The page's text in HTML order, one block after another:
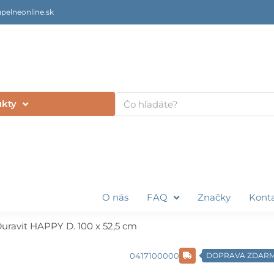
Vyhľadať
O nás FAQ Značky
HAPPY D. 100 x 52,5 cm
0417100000 DOPRAVA